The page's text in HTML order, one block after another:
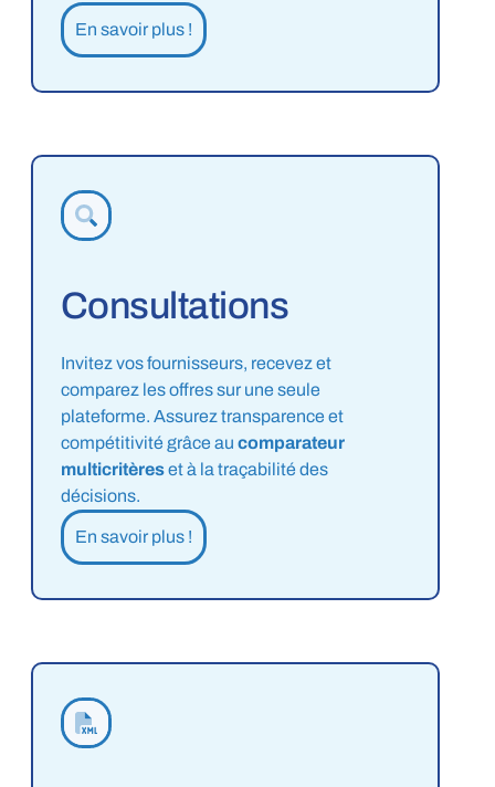
En savoir plus !
Consultations
Invitez vos fournisseurs, recevez et
comparez les offres sur une seule
plateforme. Assurez transparence et
compétitivité grâce au comparateur
multicritèreset à la traçabilité des
décisions.
En savoir plus !